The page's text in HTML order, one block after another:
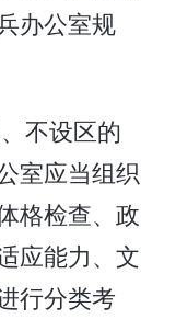
办公室规
不设区的
室应当组织
格检查、政
应能力、文
行分类考